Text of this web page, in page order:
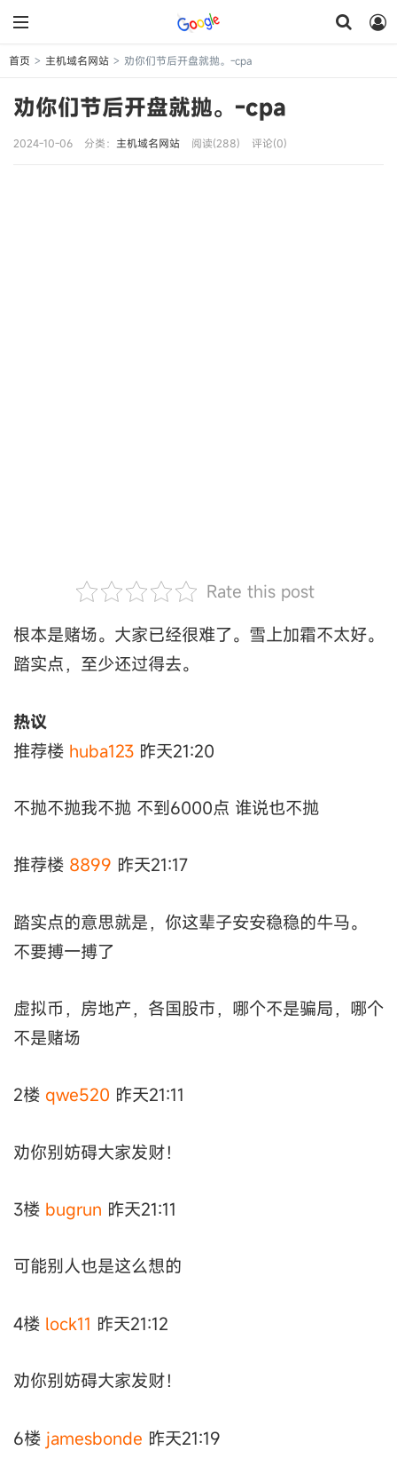
首页 > 主机域名网站 > 劝你们节后开盘就抛。-cpa
劝你们节后开盘就抛。-cpa
2024-10-06 分类： 主机域名网站 阅读(288) 评论(0)
Rate this post
根本是赌场。大家已经很难了。雪上加霜不太好。
踏实点，至少还过得去。
热议
推荐楼 huba123 昨天21:20
不抛不抛我不抛 不到6000点 谁说也不抛
推荐楼 8899 昨天21:17
踏实点的意思就是，你这辈子安安稳稳的牛马。
不要搏一搏了
虚拟币，房地产，各国股市，哪个不是骗局，哪个
不是赌场
2楼 qwe520 昨天21:11
劝你别妨碍大家发财！
3楼 bugrun 昨天21:11
可能别人也是这么想的
4楼 lock11 昨天21:12
劝你别妨碍大家发财！
6楼 jamesbonde 昨天21:19